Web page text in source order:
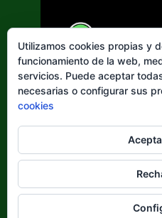
Elegir
idioma
Utilizamos cookies propias y
funcionamiento de la web,
servicios. Puede aceptar
necesarias o configurar sus
cookies